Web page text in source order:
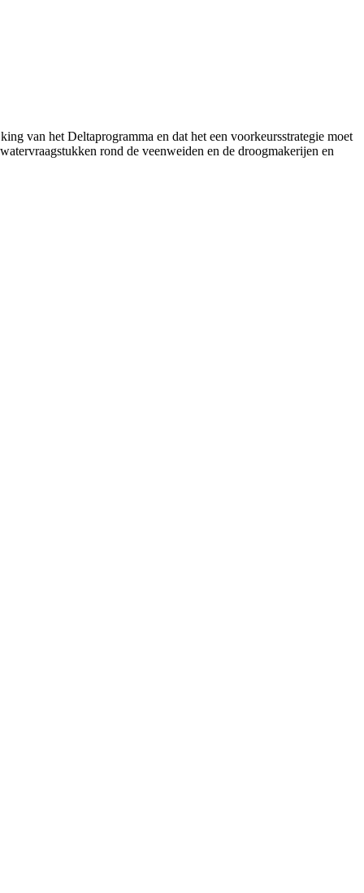
van het Deltaprogramma en dat het een voorkeursstrategie moet
rond de veenweiden en de droogmakerijen en